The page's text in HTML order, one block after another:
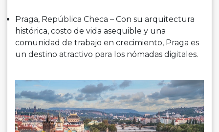
Praga, República Checa – Con su arquitectura
histórica, costo de vida asequible y una
comunidad de trabajo en crecimiento, Praga es
un destino atractivo para los nómadas digitales.